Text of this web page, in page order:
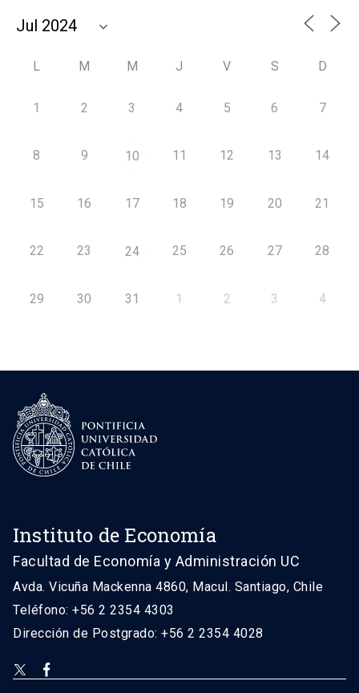
L M M J V S D
1 2 3 4 5 6 7
8 9 10 11 12 13 14
15 16 17 18 19 20 21
22 23 24 25 26 27 28
29 30 31 1 2 3 4
Instituto de Economía
Facultad de Economía y Administración UC
Avda. Vicuña Mackenna 4860, Macul. Santiago, Chile
Teléfono: +56 2 2354 4303
Dirección de Postgrado: +56 2 2354 4028